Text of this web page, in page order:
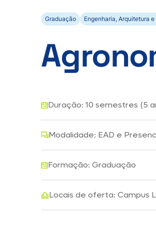
Graduação Engenharia, Arquitetura e
Duração: 10 semestres (5
Modalidade: EAD e
Formação: Graduação
Locais de oferta: Campus